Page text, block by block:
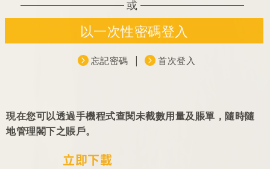
現在您可以透過手機程式查閱未截數用量及賬單，隨時隨
地管理閣下之賬戶。
立即下載